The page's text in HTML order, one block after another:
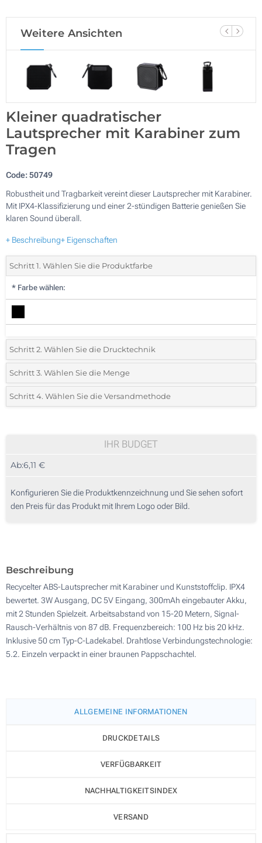
Weitere Ansichten
Kleiner quadratischer
Lautsprecher mit Karabiner zum
Tragen
Code:50749
Robustheit und Tragbarkeit vereint dieser Lautsprecher mit Karabiner.
Mit IPX4-Klassifizierung und einer 2-stündigen Batterie genießen Sie
klaren Sound überall.
+ Beschreibung+ Eigenschaften
Schritt 1. Wählen Sie die Produktfarbe
* Farbe wählen:
Schritt 2. Wählen Sie die Drucktechnik
*Wählen Sie die Druck- und Farbtechniken für Ihr Logo:
Digitaler Druck in Vollfarbe (Auf einer Seite)
Schritt 3. Wählen Sie die Menge
*Bitte wählen Sie Ihre gewünschte Menge
10
50
Schritt 4. Wählen Sie die Versandmethode
IHR BUDGET
Ab:6,11 €
Konfigurieren Sie die Produktkennzeichnung und Sie sehen sofort
den Preis für das Produkt mit Ihrem Logo oder Bild.
Beschreibung
Recycelter ABS-Lautsprecher mit Karabiner und Kunststoffclip. IPX4
bewertet. 3W Ausgang, DC 5V Eingang, 300mAh eingebauter Akku,
mit 2 Stunden Spielzeit. Arbeitsabstand von 15-20 Metern, Signal-
Rausch-Verhältnis von 87 dB. Frequenzbereich: 100 Hz bis 20 kHz.
Inklusive 50 cm Typ-C-Ladekabel. Drahtlose Verbindungstechnologie:
5.2. Einzeln verpackt in einer braunen Pappschachtel.
ALLGEMEINE INFORMATIONEN
DRUCKDETAILS
VERFÜGBARKEIT
NACHHALTIGKEITSINDEX
VERSAND